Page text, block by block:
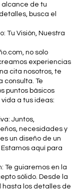
alcance de tu
busca el
Tu Visión, Nuestra
no solo
experiencias
cita nosotros, te
consulta. Te
puntos básicos
a tus ideas:
Juntos,
necesidades y
un diseño de un
aquí para
Te guiaremos en la
sólido. Desde la
hasta los detalles de